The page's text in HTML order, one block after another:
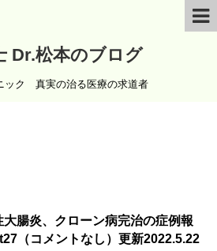
Dr.松本のブログ
ック 真実の治る医療の求道者
大腸炎、クローン病完治の症例報
（コメントなし）更新2022.5.22